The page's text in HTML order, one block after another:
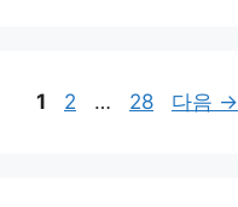
페
1
페
2 …
페
28 다음 →